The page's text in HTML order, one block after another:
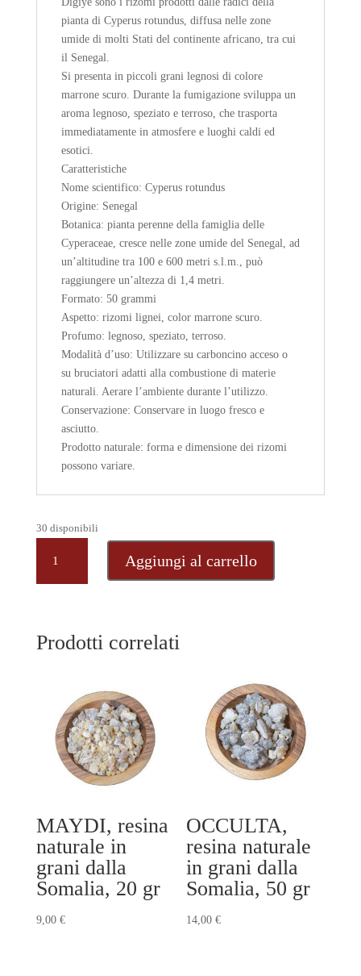
pianta di Cyperus rotundus, diffusa nelle zone
umide di molti Stati del continente africano, tra cui
il Senegal.
Si presenta in piccoli grani legnosi di colore
marrone scuro. Durante la fumigazione sviluppa un
aroma legnoso, speziato e terroso, che trasporta
immediatamente in atmosfere e luoghi caldi ed
esotici.
Caratteristiche
Nome scientifico: Cyperus rotundus
Origine: Senegal
Botanica: pianta perenne della famiglia delle
Cyperaceae, cresce nelle zone umide del Senegal, ad
un’altitudine tra 100 e 600 metri s.l.m., può
raggiungere un’altezza di 1,4 metri.
Formato: 50 grammi
Aspetto: rizomi lignei, color marrone scuro.
Profumo: legnoso, speziato, terroso.
Modalità d’uso: Utilizzare su carboncino acceso o
su bruciatori adatti alla combustione di materie
naturali. Aerare l’ambiente durante l’utilizzo.
Conservazione: Conservare in luogo fresco e
asciutto.
Prodotto naturale: forma e dimensione dei rizomi
possono variare.
30 disponibili
rizomi
naturali
Senegal,
Aggiungi al carrello
Prodotti correlati
MAYDI, resina
naturale in
grani dalla
Somalia, 20 gr
9,00 €
OCCULTA,
resina naturale
in grani dalla
Somalia, 50 gr
14,00€